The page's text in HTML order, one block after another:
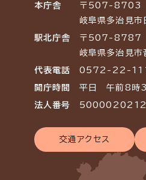
本庁舎
〒507-
岐阜県多治見
駅北庁舎
〒507-
岐阜県多治見
代表電話 0572-22-
開庁時間 平日 午前8時
法人番号
交通アクセス